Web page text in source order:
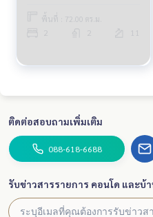
พื้นที่ : 72.00 ตร.ม.
ติดต่อสอบถามเพิ่มเติม
088-618-6688
รับข่าวสารรายการ คอนโด และบ้า